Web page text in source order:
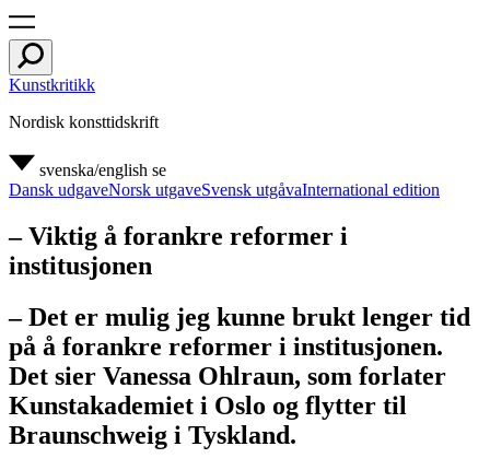
Kunstkritikk
Nordisk konsttidskrift
svenska/english se
Dansk udgaveNorsk utgaveSvensk utgåvaInternational edition
– Viktig å forankre reformer i
institusjonen
– Det er mulig jeg kunne brukt lenger tid
på å forankre reformer i institusjonen.
Det sier Vanessa Ohlraun, som forlater
Kunstakademiet i Oslo og flytter til
Braunschweig i Tyskland.